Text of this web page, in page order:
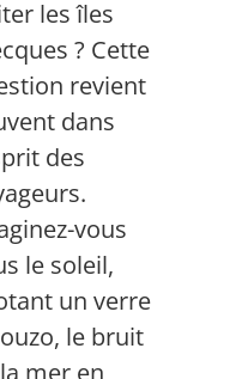
les îles
? Cette
revient
dans
des
vous
le soleil,
un verre
le bruit
mer en